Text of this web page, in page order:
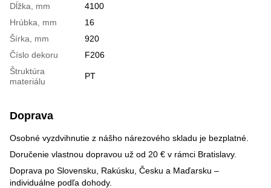
Dĺžka, mm
4100
Hrúbka, mm
16
Šírka, mm
920
Číslo dekoru
F206
Štruktúra
materiálu
PT
Doprava
Osobné vyzdvihnutie z nášho nárezového skladu je bezplatné.
Doručenie vlastnou dopravou už od 20 € v rámci Bratislavy.
Doprava po Slovensku, Rakúsku, Česku a Maďarsku –
individuálne podľa dohody.